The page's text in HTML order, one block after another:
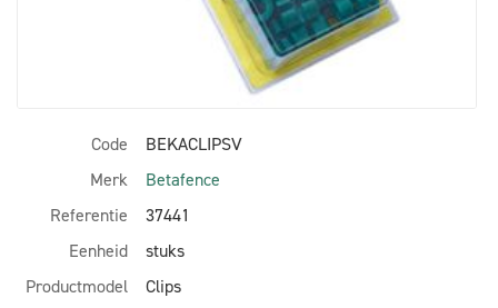
Code
BEKACLIPSV
Merk
Betafence
Referentie
37441
Eenheid
stuks
Productmodel
Clips